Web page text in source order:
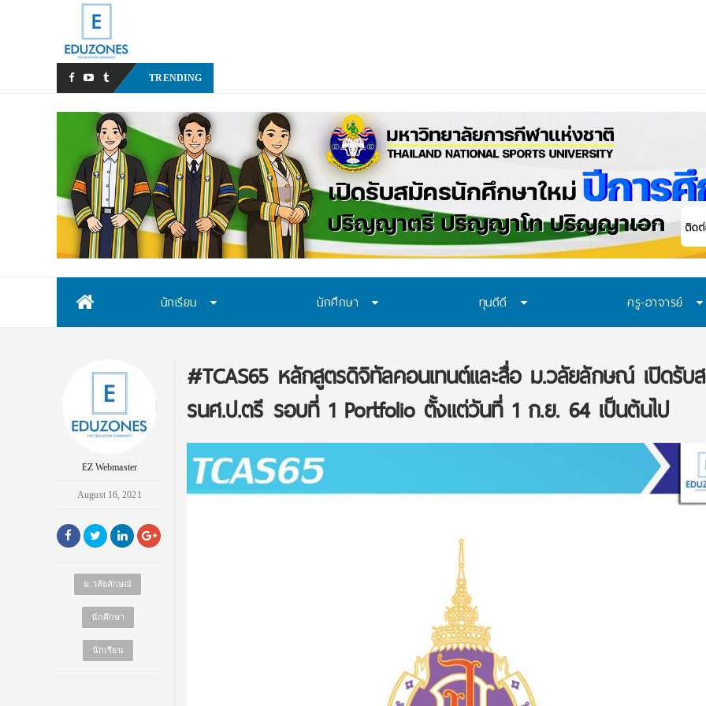
TRENDING
นักเรียน นักศึกษา ทุนดีดี ครู-อาจารย์
EZ Webmaster
August 16, 2021
ม.วลัยลักษณ์
นักศึกษา
นักเรียน
#TCAS65 หลักสูตรดิจิทัลคอนเทนต์เเละสื่อ ม.วลัยลักษณ์ เปิดรับ
รนศ.ป.ตรี รอบที่ 1 Portfolio ตั้งแต่วันที่ 1 ก.ย. 64 เป็นต้นไป